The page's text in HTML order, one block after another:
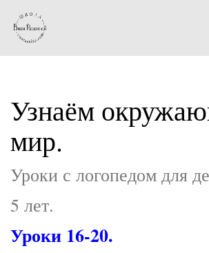
Узнаём
мир.
Уроки с логопедом для
5 лет.
Уроки 16-20.